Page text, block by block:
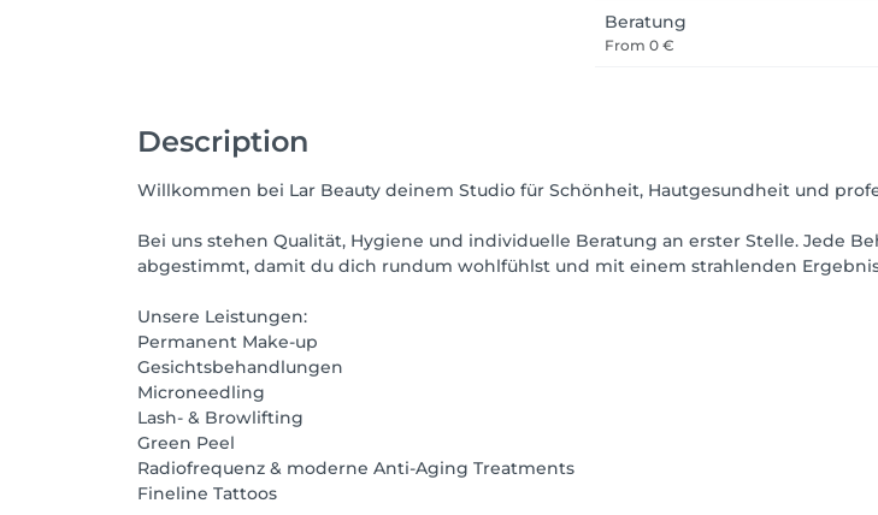
Beratung
From 0 €
Description
Willkommen bei Lar Beauty deinem Studio für Schönheit, Hautgesundheit und
Bei uns stehen Qualität, Hygiene und individuelle Beratung an erster Stelle. Jede
abgestimmt, damit du dich rundum wohlfühlst und mit einem strahlenden
Unsere Leistungen:
Permanent Make-up
Gesichtsbehandlungen
Microneedling
Lash- & Browlifting
Green Peel
Radiofrequenz & moderne Anti-Aging Treatments
Fineline Tattoos